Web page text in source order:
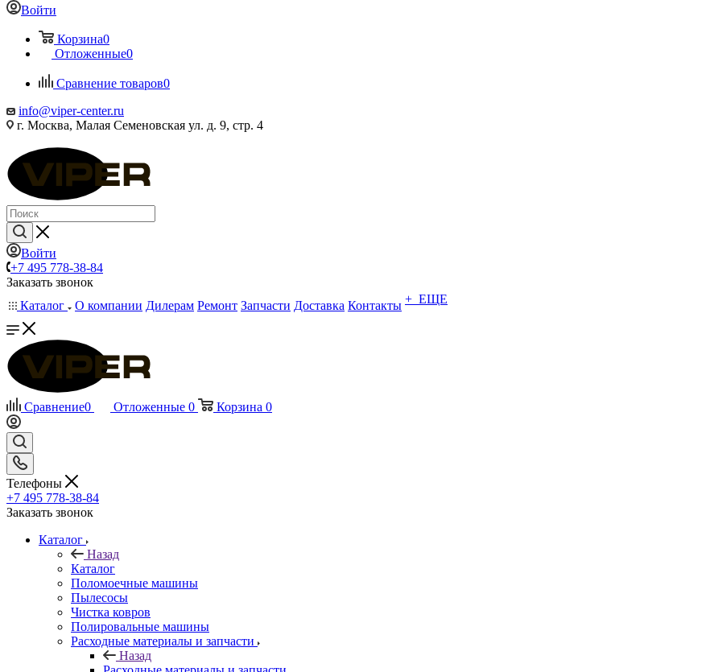
Войти
Корзина0
Отложенные0
Сравнение товаров0
info@viper-center.ru
г. Москва, Малая Семеновская ул. д. 9, стр. 4
Войти
+7 495 778-38-84
Заказать звонок
Каталог
О компании Дилерам Ремонт Запчасти Доставка Контакты + ЕЩЕ
Сравнение0 Отложенные 0 Корзина 0
Телефоны
+7 495 778-38-84
Заказать звонок
Каталог
Назад
Каталог
Поломоечные машины
Пылесосы
Чистка ковров
Полировальные машины
Расходные материалы и запчасти
Назад